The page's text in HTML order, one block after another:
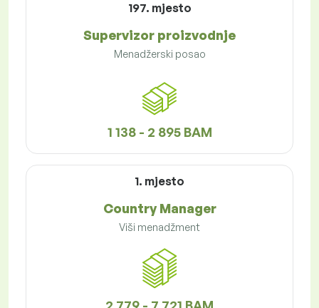
197. mjesto
Supervizor proizvodnje
Menadžerski posao
1 138 - 2 895 BAM
1. mjesto
Country Manager
Viši menadžment